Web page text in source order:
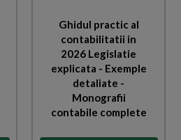
Ghidul practic al
contabilitatii in
2026 Legislatie
explicata - Exemple
detaliate -
Monografii
contabile complete